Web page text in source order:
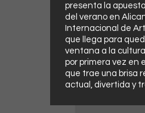
presenta la
del verano en
Internacional de
que llega para
ventana a la
por primera vez en
que trae una brisa
actual, divertida y